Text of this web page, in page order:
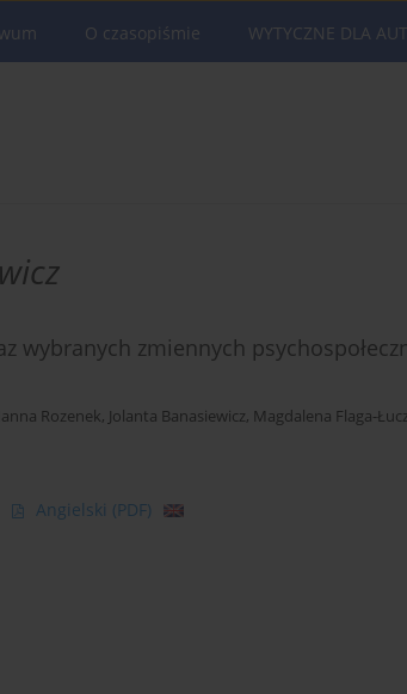
O czasopiśmie WYTYCZNE DLA
wybranych zmiennych
Rozenek, Jolanta Banasiewicz, Magdalena Flaga-
Angielski (PDF)